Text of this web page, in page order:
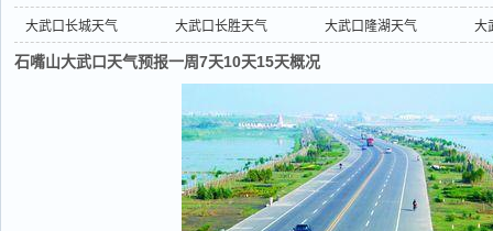
大武口长城天气 大武口长胜天气 大武口隆湖天气 大
石嘴山大武口天气预报一周7天10天15天概况